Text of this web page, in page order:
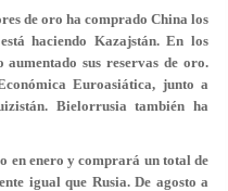
de oro ha comprado China los
haciendo Kazajstán. En los
aumentado sus reservas de oro.
Euroasiática, junto a
Bielorrusia también ha
en enero y comprará un total de
igual que Rusia. De agosto a